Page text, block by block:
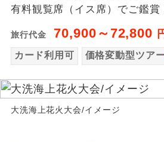
有料観覧席（イス席）でご鑑賞
旅行代金 70,900～72,800
カード利用可 価格変動型ツア
大洗海上花火大会/イメージ
世界遺産
ユネスコに登録
然遺産を訪ねる
絶景 絶景スポットに
以下の注意事項をあらかじ
ますようお願いいたします。
お支払いについて
お支払いは、クレジットカ
ります。
お申し込みの最後にクレジ